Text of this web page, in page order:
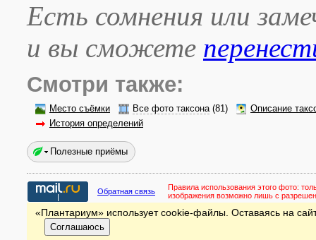
Есть сомнения или
и вы сможете
Смотри также:
Место съёмки Все фото таксона(81)
Описание
История определений
Полезные приёмы
Обратная связь Правила использования этого фото:
изображения возможно лишь с
«Плантариум» использует cookie-файлы. Оставаясь на
Соглашаюсь